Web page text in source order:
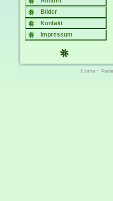
Bilder
Kontakt
Impressum
Home ::